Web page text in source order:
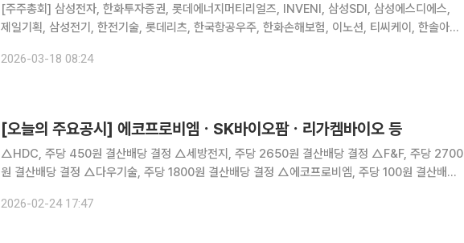
[주주총회] 삼성전자, 한화투자증권, 롯데에너지머티리얼즈, INVENI, 삼성SDI, 삼성에스디에스,
제일기획, 삼성전기, 한전기술, 롯데리츠, 한국항공우주, 한화손해보험, 이노션, 티씨케이, 한솔아이
2026-03-18 08:24
[오늘의 주요공시] 에코프로비엠ㆍSK바이오팜ㆍ리가켐바이오 등
△HDC, 주당 450원 결산배당 결정 △세방전지, 주당 2650원 결산배당 결정 △F&F, 주당 2700
원 결산배당 결정 △다우기술, 주당 1800원 결산배당 결정 △에코프로비엠, 주당 100원 결산배당
483억 규모 의약품 공급계약
2026-02-24 17:47